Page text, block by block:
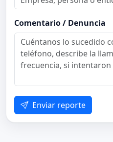
Comentario / Denuncia
Enviar reporte